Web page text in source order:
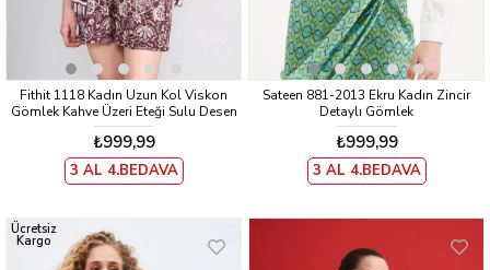
Fithit 1118 Kadın Uzun Kol Viskon
Gömlek Kahve Üzeri Eteği Sulu Desen
₺999,99
3 AL 4.BEDAVA
Sateen 881-2013 Ekru Kadın Zincir
Detaylı Gömlek
₺999,99
3 AL 4.BEDAVA
Ücretsiz
Kargo